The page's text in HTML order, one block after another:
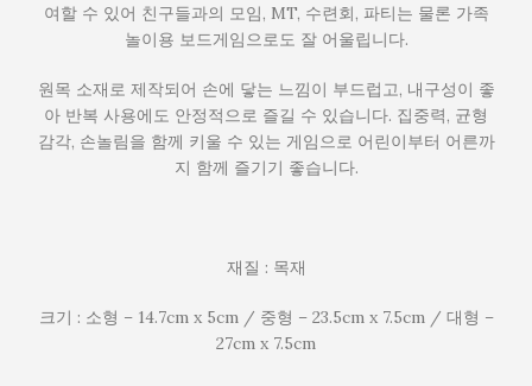
여할 수 있어 친구들과의 모임, MT, 수련회, 파티는 물론 가족
놀이용 보드게임으로도 잘 어울립니다.
원목 소재로 제작되어 손에 닿는 느낌이 부드럽고, 내구성이 좋
아 반복 사용에도 안정적으로 즐길 수 있습니다. 집중력, 균형
감각, 손놀림을 함께 키울 수 있는 게임으로 어린이부터 어른까
지 함께 즐기기 좋습니다.
재질 : 목재
크기 : 소형 – 14.7cm x 5cm / 중형 – 23.5cm x 7.5cm / 대형 –
27cm x 7.5cm